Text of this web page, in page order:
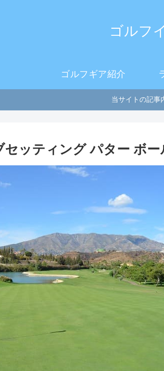
ゴルフ
ゴルフギア紹介
当サイトの記事
ッティング パター ボー